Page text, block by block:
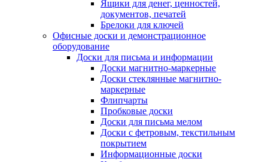
Ящики для денег, ценностей,
документов, печатей
Брелоки для ключей
Офисные доски и демонстрационное
оборудование
Доски для письма и информации
Доски магнитно-маркерные
Доски стеклянные магнитно-
маркерные
Флипчарты
Пробковые доски
Доски для письма мелом
Доски с фетровым, текстильным
покрытием
Информационные доски